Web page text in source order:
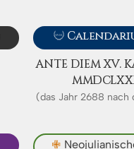

ANTE DIEM XV.
(das Jahr 2688 nach
✙